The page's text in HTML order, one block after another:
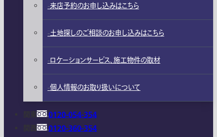
来店予約のお申し込みはこちら
土地探しのご相談のお申し込みはこちら
ロケーションサービス、施工物件の取材
個人情報のお取り扱いについて
0120-054-354
0120-360-354